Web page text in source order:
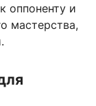
оппоненту и
мастерства,